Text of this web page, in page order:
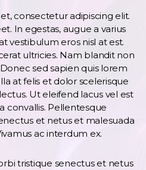
consectetur adipiscing elit.
In egestas, augue a varius
vestibulum eros nisl at est.
ultricies. Nam blandit non
sed sapien quis lorem
at felis et dolor scelerisque
Ut eleifend lacus vel est
convallis. Pellentesque
et netus et malesuada
ac interdum ex.
tristique senectus et netus